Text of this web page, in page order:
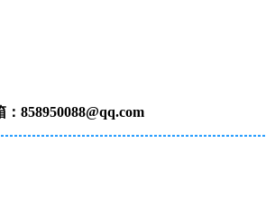
858950088@qq.com